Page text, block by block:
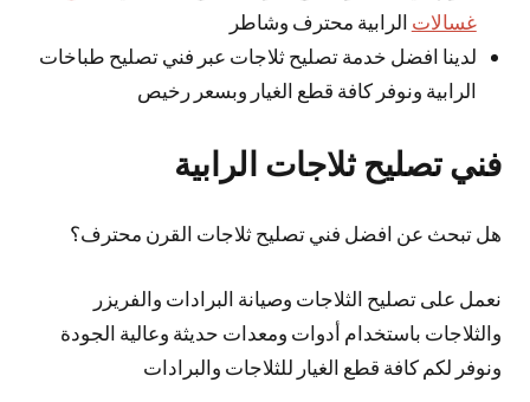
غسالات الرابية محترف وشاطر
لدينا افضل خدمة تصليح ثلاجات عبر فني تصليح طباخات
الرابية ونوفر كافة قطع الغيار وبسعر رخيص
فني تصليح ثلاجات الرابية
هل تبحث عن افضل فني تصليح ثلاجات القرن محترف؟
نعمل على تصليح الثلاجات وصيانة البرادات والفريزر
والثلاجات باستخدام أدوات ومعدات حديثة وعالية الجودة
ونوفر لكم كافة قطع الغيار للثلاجات والبرادات